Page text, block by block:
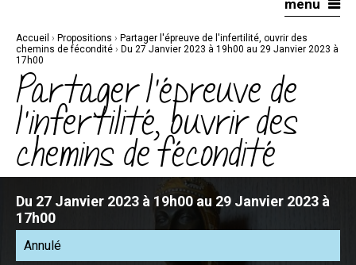
navigation
menu
Accueil › Propositions › Partager l'épreuve de l'infertilité, ouvrir des
chemins de fécondité › Du 27 Janvier 2023 à 19h00 au 29 Janvier 2023 à
17h00
Partager l'épreuve de
l'infertilité, ouvrir des
chemins de fécondité
Du 27 Janvier 2023 à 19h00 au 29 Janvier 2023 à
17h00
Annulé